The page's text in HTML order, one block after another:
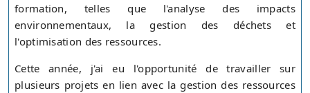
formation, telles que l'analyse des impacts
environnementaux, la gestion des déchets et
l'optimisation des ressources.
Cette année, j'ai eu l'opportunité de travailler sur
plusieurs projets en lien avec la gestion des ressources